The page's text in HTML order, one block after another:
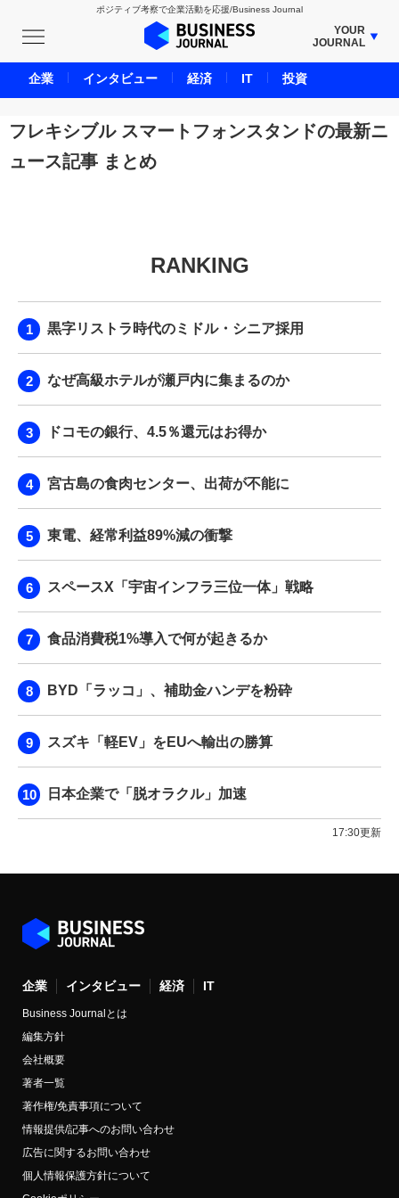
ポジティブ考察で企業活動を応援/Business Journal
YOUR
JOURNAL
BUSINESS JOURNAL
UNICORN JOURNAL
CARBON CREDITS JOURNAL
IVS JOURNAL
AI JOURNAL
BPaaS JOURNAL
フレキシブル スマートフォンスタンドの最新ニ
ュース記事 まとめ
RANKING
黒字リストラ時代のミドル・シニア採用
なぜ高級ホテルが瀬戸内に集まるのか
ドコモの銀行、4.5％還元はお得か
宮古島の食肉センター、出荷が不能に
東電、経常利益89%減の衝撃
スペースX「宇宙インフラ三位一体」戦略
食品消費税1%導入で何が起きるか
BYD「ラッコ」、補助金ハンデを粉砕
スズキ「軽EV」をEUへ輸出の勝算
日本企業で「脱オラクル」加速
17:30更新
企業 インタビュー 経済 IT
Business Journalとは
編集方針
会社概要
著者一覧
著作権/免責事項について
情報提供/記事へのお問い合わせ
広告に関するお問い合わせ
個人情報保護方針について
企業 インタビュー 経済 IT 投資